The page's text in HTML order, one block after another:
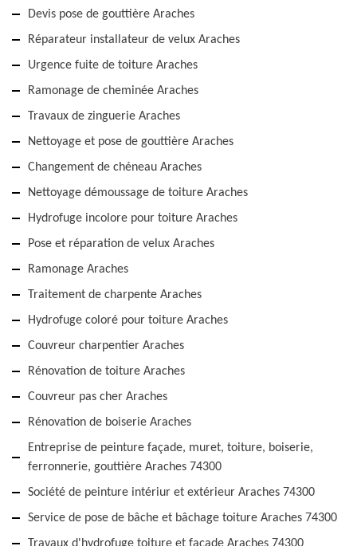
Devis pose de gouttière Araches
Réparateur installateur de velux Araches
Urgence fuite de toiture Araches
Ramonage de cheminée Araches
Travaux de zinguerie Araches
Nettoyage et pose de gouttière Araches
Changement de chéneau Araches
Nettoyage démoussage de toiture Araches
Hydrofuge incolore pour toiture Araches
Pose et réparation de velux Araches
Ramonage Araches
Traitement de charpente Araches
Hydrofuge coloré pour toiture Araches
Couvreur charpentier Araches
Rénovation de toiture Araches
Couvreur pas cher Araches
Rénovation de boiserie Araches
Entreprise de peinture façade, muret, toiture, boiserie,
ferronnerie, gouttière Araches 74300
Société de peinture intériur et extérieur Araches 74300
Service de pose de bâche et bâchage toiture Araches 74300